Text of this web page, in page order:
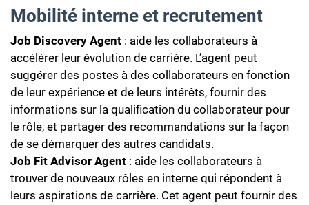
Mobilité interne et recrutement
Job Discovery Agent : aide les collaborateurs à
accélérer leur évolution de carrière. L’agent peut
suggérer des postes à des collaborateurs en fonction
de leur expérience et de leurs intérêts, fournir des
informations sur la qualification du collaborateur pour
le rôle, et partager des recommandations sur la façon
de se démarquer des autres candidats.
Job Fit Advisor Agent : aide les collaborateurs à
trouver de nouveaux rôles en interne qui répondent à
leurs aspirations de carrière. Cet agent peut fournir des